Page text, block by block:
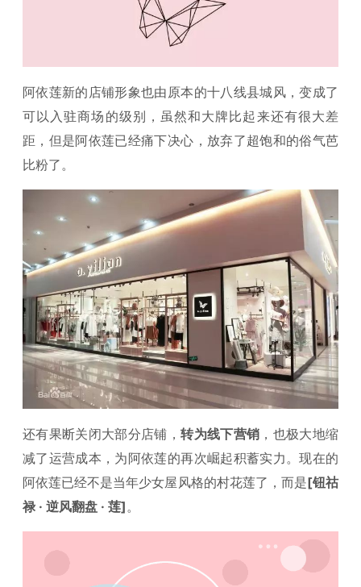
阿依莲新的店铺形象也由原本的十八线县城风，变成了
可以入驻商场的级别，虽然和大牌比起来还有很大差
距，但是阿依莲已经痛下决心，放弃了超饱和的俗气芭
比粉了。
还有果断关闭大部分店铺，转为线下营销 ，也极大地缩
减了运营成本，为阿依莲的再次崛起积蓄实力。现在的
阿依莲已经不是当年少女屋风格的村花莲了，而是[钮祜
禄 · 逆风翻盘 · 莲]。